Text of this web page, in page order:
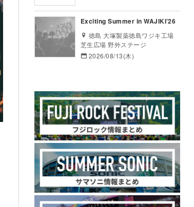
Exciting Summer in WAJIKI’26
徳島 大塚製薬徳島ワジキ工場
芝生広場 野外ステージ
2026/08/13(木)